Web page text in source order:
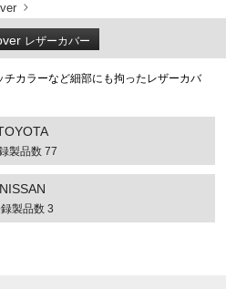
レザーカバー
カラーなど細部にも拘ったレザーカバ
製品数 77
NISSAN
製品数 3